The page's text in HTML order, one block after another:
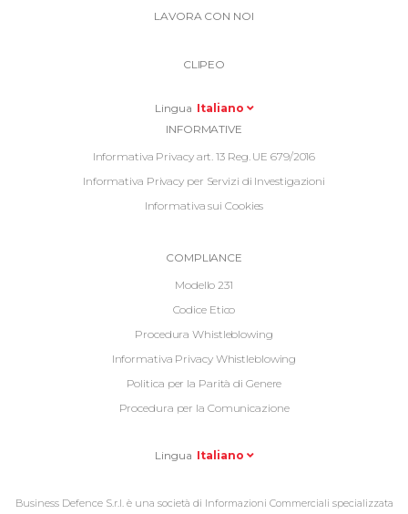
LAVORA CON NOI
CLIPEO
Lingua Italiano
Informative
Footer
INFORMATIVE
Informativa Privacy art. 13 Reg. UE 679/2016
Informativa Privacy per Servizi di Investigazioni
Informativa sui Cookies
InformativeCOMPLIANCE
Modello 231
Codice Etico
Procedura Whistleblowing
Informativa Privacy Whistleblowing
Politica per la Parità di Genere
Procedura per la Comunicazione
Lingua Italiano
Business Defence S.r.l. è una società di Informazioni Commerciali specializzata